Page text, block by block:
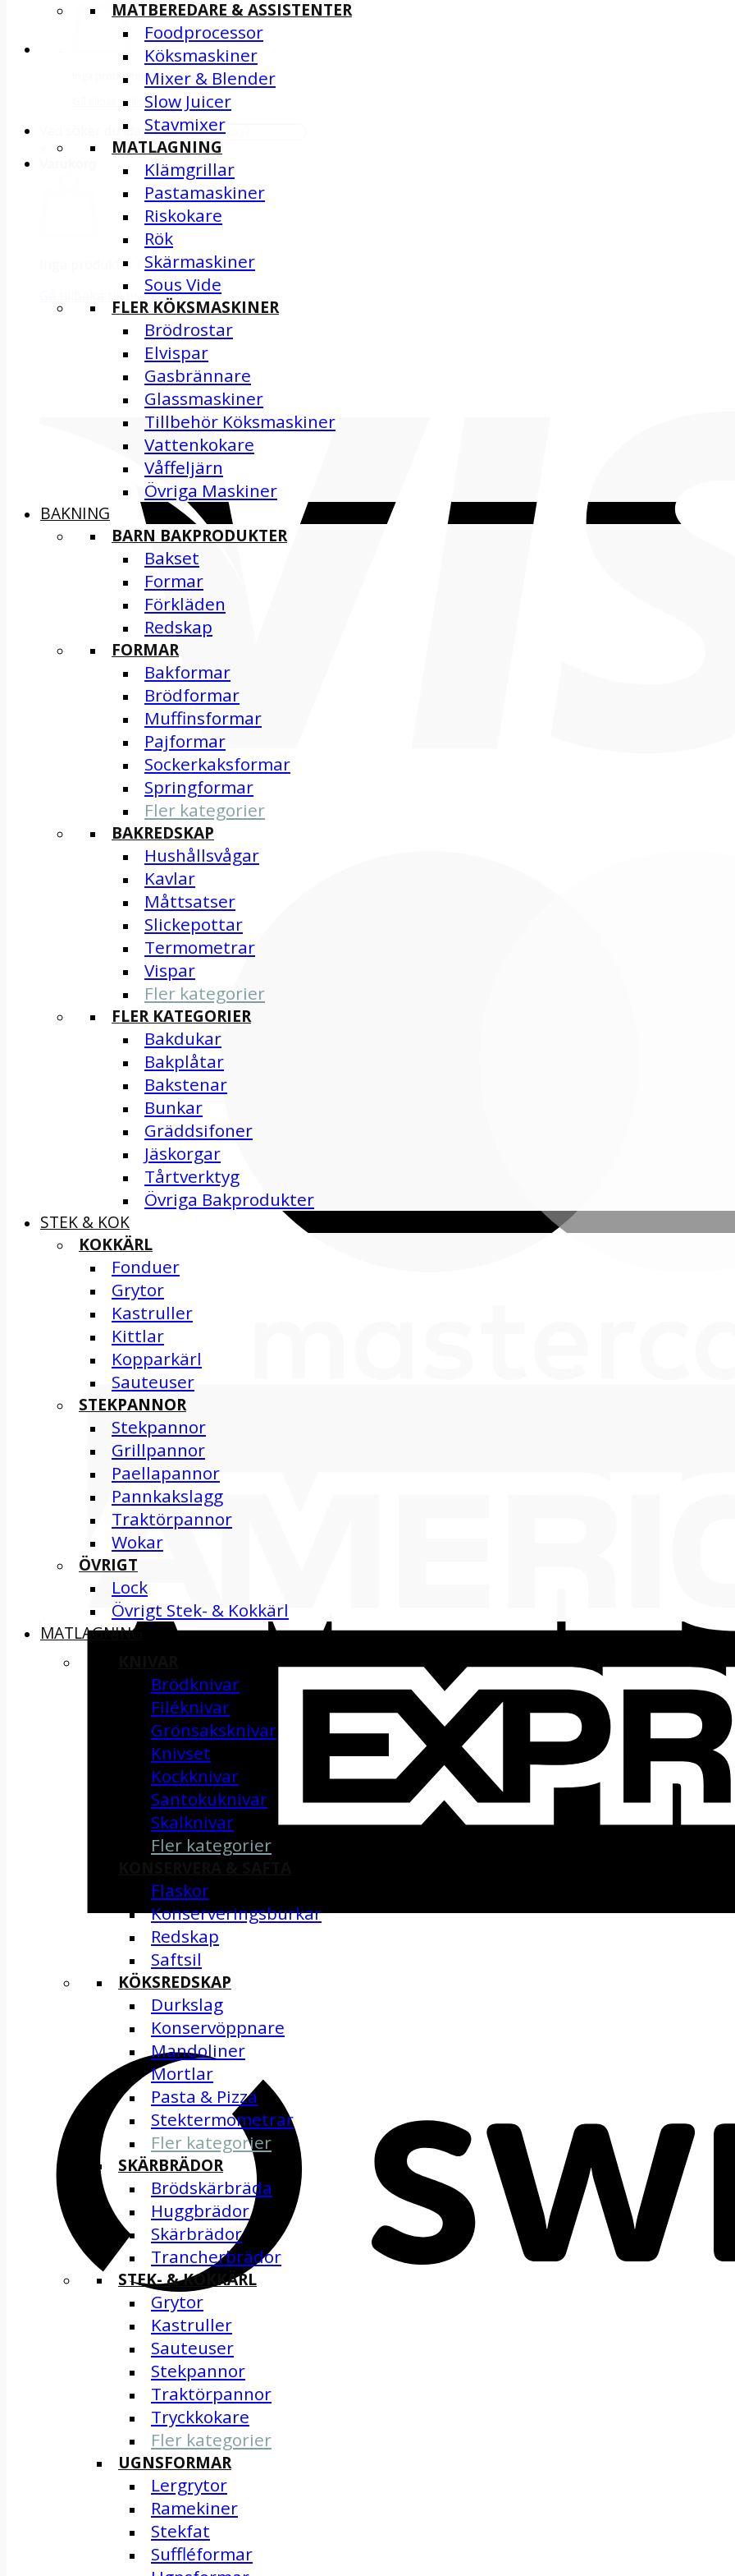
Inga produkter i varukorgen.
Gå tillbaka till butiken
Vad söker du idag?
Inga produkter i varukorgen.
Gå tillbaka till butiken
MATBEREDARE & ASSISTENTER
Foodprocessor
Köksmaskiner
Mixer & Blender
Slow Juicer
Stavmixer
MATLAGNING
Klämgrillar
Pastamaskiner
Riskokare
Rök
Skärmaskiner
Sous Vide
FLER KÖKSMASKINER
Brödrostar
Elvispar
Gasbrännare
Glassmaskiner
Tillbehör Köksmaskiner
Vattenkokare
Våffeljärn
Övriga Maskiner
BAKNING
BARN BAKPRODUKTER
Bakset
Formar
Förkläden
Redskap
FORMAR
Bakformar
Brödformar
Muffinsformar
Pajformar
Sockerkaksformar
Springformar
Fler kategorier
BAKREDSKAP
Hushållsvågar
Kavlar
Måttsatser
Slickepottar
Termometrar
Vispar
Fler kategorier
FLER KATEGORIER
Bakdukar
Bakplåtar
Bakstenar
Bunkar
Gräddsifoner
Jäskorgar
Tårtverktyg
Övriga Bakprodukter
STEK & KOK
KOKKÄRL
Fonduer
Grytor
Kastruller
Kittlar
Kopparkärl
Sauteuser
STEKPANNOR
Stekpannor
Grillpannor
Paellapannor
Pannkakslagg
Traktörpannor
Wokar
ÖVRIGT
Lock
Övrigt Stek- & Kokkärl
MATLAGNING
Brödknivar
Filéknivar
Grönsaksknivar
Knivset
Kockknivar
Santokuknivar
Skalknivar
Fler kategorier
Flaskor
Konserveringsburkar
Redskap
Saftsil
KÖKSREDSKAP
Durkslag
Konservöppnare
Mandoliner
Mortlar
Pasta & Pizza
Stektermometrar
Fler kategorier
SKÄRBRÄDOR
Brödskärbräda
Huggbrädor
Skärbrädor
Trancherbrädor
STEK- & KOKKÄRL
Grytor
Kastruller
Sauteuser
Stekpannor
Traktörpannor
Tryckkokare
Fler kategorier
UGNSFORMAR
Lergrytor
Ramekiner
Stekfat
Suffléformar